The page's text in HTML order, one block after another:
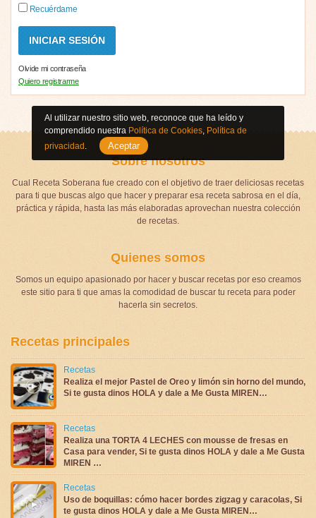
Recuérdame
Olvide mi contraseña
Quiero registrarme
Sobre nosotros
Cual Receta Soberana fue creado con el objetivo de traer deliciosas recetas
para ti que buscas algo que hacer y preparar esa receta sabrosa en el día,
práctica y rápida, hasta las más elaboradas aprovechan nuestra colección
de recetas.
Quienes somos
Somos un equipo apasionado por hacer y buscar recetas por eso creamos
este sitio para ti que amas la comodidad de buscar tu receta para poder
hacerla sin secretos.
Recetas principales
Recetas
Realiza el mejor Pastel de Oreo y limón sin horno del mundo,
Si te gusta dinos HOLA y dale a Me Gusta MIREN…
Recetas
Realiza una TORTA 4 LECHES con mousse de fresas en
Casa para vender, Si te gusta dinos HOLA y dale a Me Gusta
MIREN …
Recetas
Uso de boquillas: cómo hacer bordes zigzag y caracolas, Si
te gusta dinos HOLA y dale a Me Gusta MIREN…
Al utilizar nuestro sitio web, reconoce que ha leído y
comprendido nuestra Política de Cookies, Política de
privacidad . Aceptar